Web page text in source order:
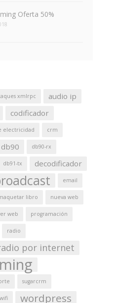
Oferta 50%
xmlrpc audio ip
codificador
electricidad crm
db90 db90-rx
db91-tx decodificador
email
libro nueva web
web programación
radio
por internet
sugarcrm
wifi wordpress